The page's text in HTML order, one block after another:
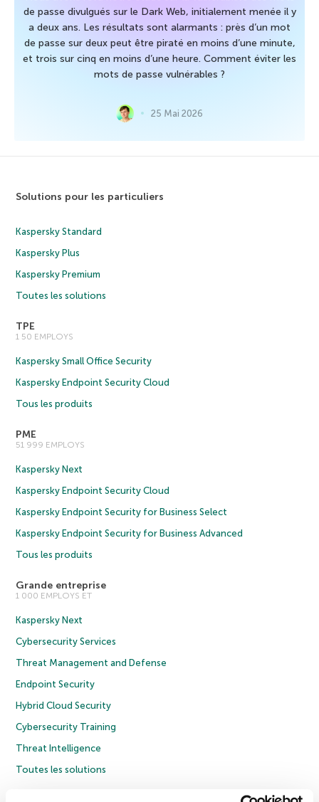
de passe divulgués sur le Dark Web, initialement menée il y
a deux ans. Les résultats sont alarmants : près d’un mot
de passe sur deux peut être piraté en moins d’une minute,
et trois sur cinq en moins d’une heure. Comment éviter les
mots de passe vulnérables ?
25 Mai 2026
Solutions pour les particuliers
Kaspersky Standard
Kaspersky Plus
Kaspersky Premium
Toutes les solutions
TPE
1 50 EMPLOYS
Kaspersky Small Office Security
Kaspersky Endpoint Security Cloud
Tous les produits
PME
51 999 EMPLOYS
Kaspersky Next
Kaspersky Endpoint Security Cloud
Kaspersky Endpoint Security for Business Select
Kaspersky Endpoint Security for Business Advanced
Tous les produits
Grande entreprise
1 000 EMPLOYS ET
Kaspersky Next
Cybersecurity Services
Threat Management and Defense
Endpoint Security
Hybrid Cloud Security
Cybersecurity Training
Threat Intelligence
Toutes les solutions